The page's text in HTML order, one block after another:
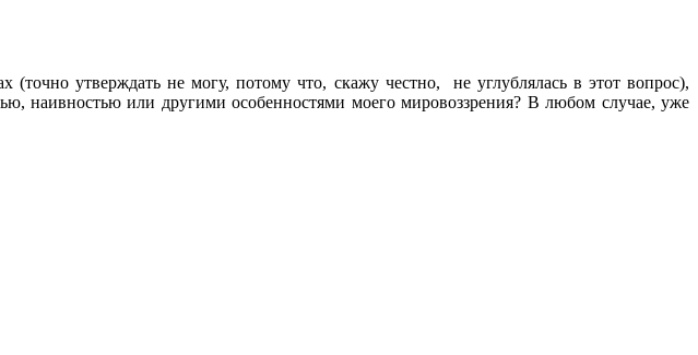
утверждать не могу, потому что, скажу честно, не углублялась в этот вопрос),
наивностью или другими особенностями моего мировоззрения? В любом случае, уже